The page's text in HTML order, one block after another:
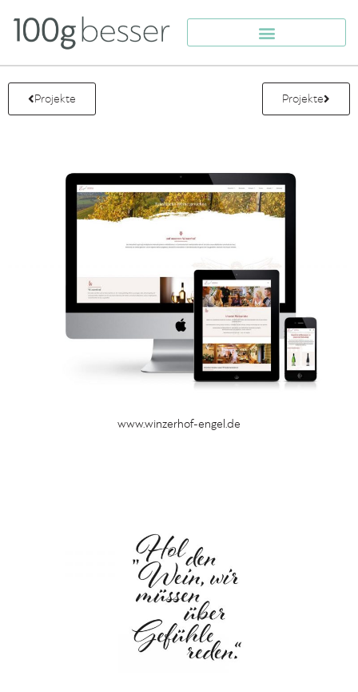
Projekte Projekte
www.winzerhof-engel.de